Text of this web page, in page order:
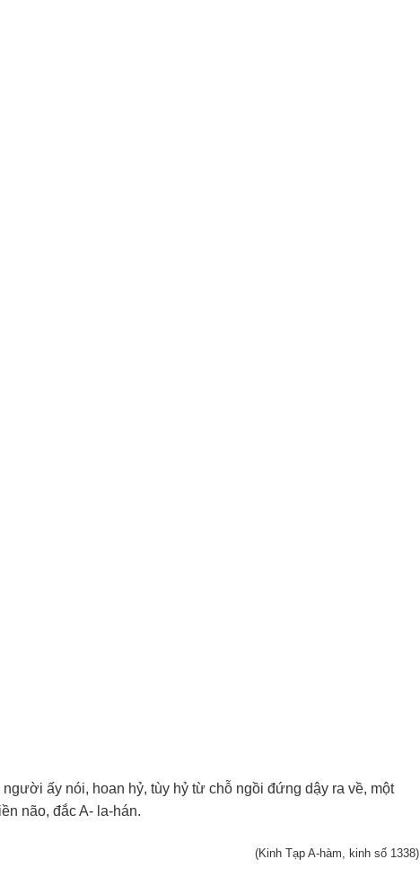
ấy nói, hoan hỷ, tùy hỷ từ chỗ ngồi đứng dậy ra về, một
não, đắc A- la-hán.
(Kinh Tạp A-hàm, kinh số 1338)